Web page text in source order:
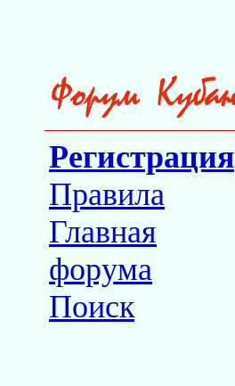
Регистрация
Правила
Главная
форума
Поиск